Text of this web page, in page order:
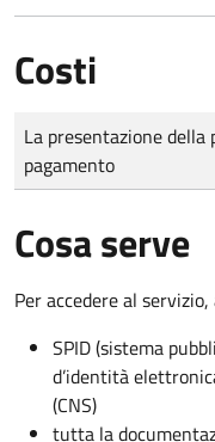
Costi
Tipo di pagamento
Importo
La presentazione
pagamento
Cosa serve
Per accedere al
SPID (sistema
d’identità
(CNS)
tutta la